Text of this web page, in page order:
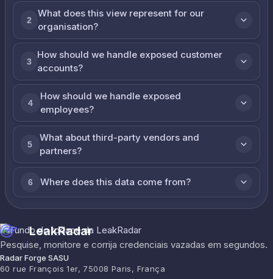
2
What does this view represent for our
organisation?
3
How should we handle exposed customer
accounts?
4
How should we handle exposed
employees?
5
What about third-party vendors and
partners?
6 Where does this data come from?
LeakRadar
Pesquise, monitore e corrija credenciais vazadas em segundos.
Radar Forge SASU
60 rue François 1er, 75008 Paris, França